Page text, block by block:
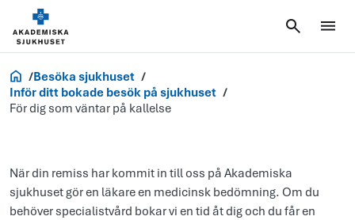
Akademiska.se
Besöka sjukhuset
Inför ditt bokade besök på sjukhuset
För dig som väntar på kallelse
När din remiss har kommit in till oss på Akademiska
sjukhuset gör en läkare en medicinsk bedömning. Om du
behöver specialistvård bokar vi en tid åt dig och du får en